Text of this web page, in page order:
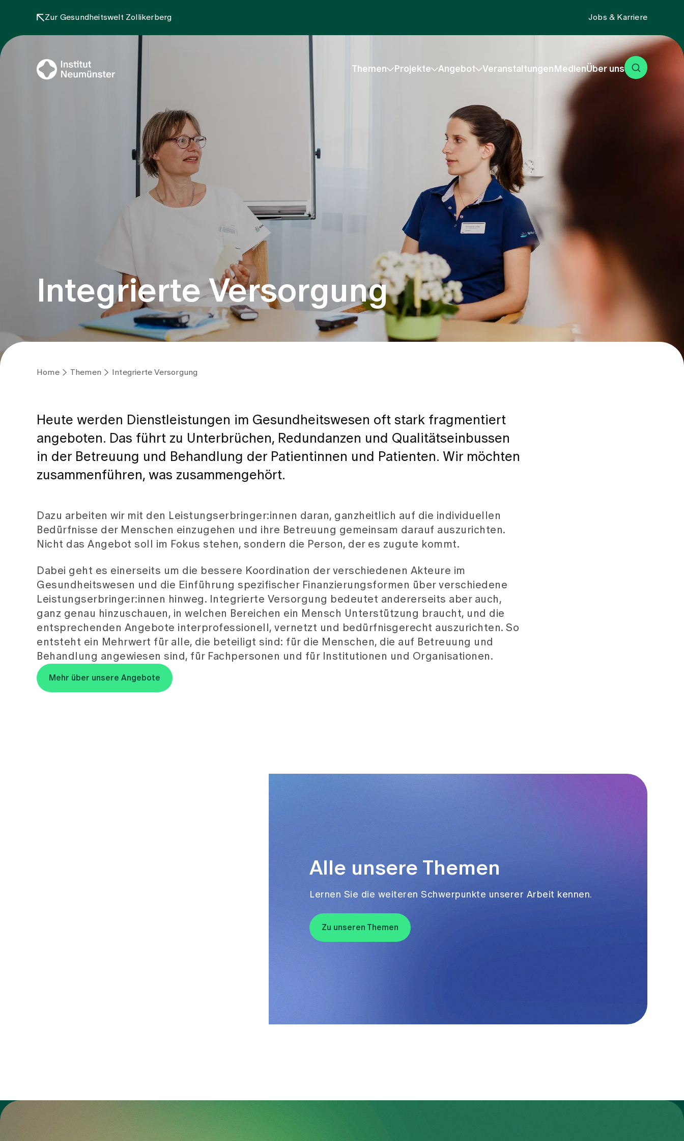
Zur Gesundheitswelt Zollikerberg Jobs & Karriere
Themen Projekte Angebot Veranstaltungen MedienÜber uns
Integrierte Versorgung
Home Themen Integrierte Versorgung
Heute werden Dienstleistungen im Gesundheitswesen oft stark fragmentiert
angeboten. Das führt zu Unterbrüchen, Redundanzen und Qualitätseinbussen
in der Betreuung und Behandlung der Patientinnen und Patienten. Wir möchten
zusammenführen, was zusammengehört.
Dazu arbeiten wir mit den Leistungserbringer:innen daran, ganzheitlich auf die individuellen
Bedürfnisse der Menschen einzugehen und ihre Betreuung gemeinsam darauf auszurichten.
Nicht das Angebot soll im Fokus stehen, sondern die Person, der es zugute kommt.
Dabei geht es einerseits um die bessere Koordination der verschiedenen Akteure im
Gesundheitswesen und die Einführung spezifischer Finanzierungsformen über verschiedene
Leistungserbringer:innen hinweg. Integrierte Versorgung bedeutet andererseits aber auch,
ganz genau hinzuschauen, in welchen Bereichen ein Mensch Unterstützung braucht, und die
entsprechenden Angebote interprofessionell, vernetzt und bedürfnisgerecht auszurichten. So
entsteht ein Mehrwert für alle, die beteiligt sind: für die Menschen, die auf Betreuung und
Behandlung angewiesen sind, für Fachpersonen und für Institutionen und Organisationen.
Mehr über unsere Angebote
Alle unsere Themen
Lernen Sie die weiteren Schwerpunkte unserer Arbeit kennen.
Zu unseren Themen